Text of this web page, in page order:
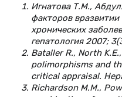
Игнатова Т.М.,
факторов
хронических
гепатология 2007;
Bataller R., North
polimorphisms and
critical appraisal.
Richardson M.M.,